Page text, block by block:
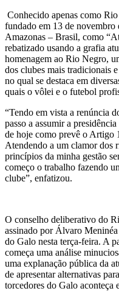
Conhecido apenas como
fundado em 13 de novembro
Amazonas – Brasil, como
rebatizado usando a grafia
homenagem ao Rio Negro,
dos clubes mais tradicionais
no qual se destaca em
quais o vôlei e o futebol
“Tendo em vista a renúncia
passo a assumir a
de hoje como prevê o Artigo
Atendendo a um clamor dos
princípios da minha gestão
começo o trabalho fazendo
clube”, enfatizou.
O conselho deliberativo do
assinado por Álvaro
do Galo nesta terça-feira. A
começa uma análise
uma explanação pública da
de apresentar alternativas
torcedores do Galo aconteça